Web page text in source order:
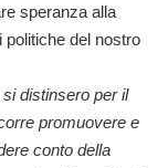
speranza alla
politiche del nostro
distinsero per il
promuovere e
conto della